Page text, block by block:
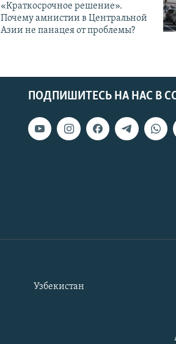
«Краткосрочное решение».
Почему амнистии в Центральной
Азии не панацея от проблемы?
ПОДПИШИТЕСЬ НА НАС В
Узбекистан